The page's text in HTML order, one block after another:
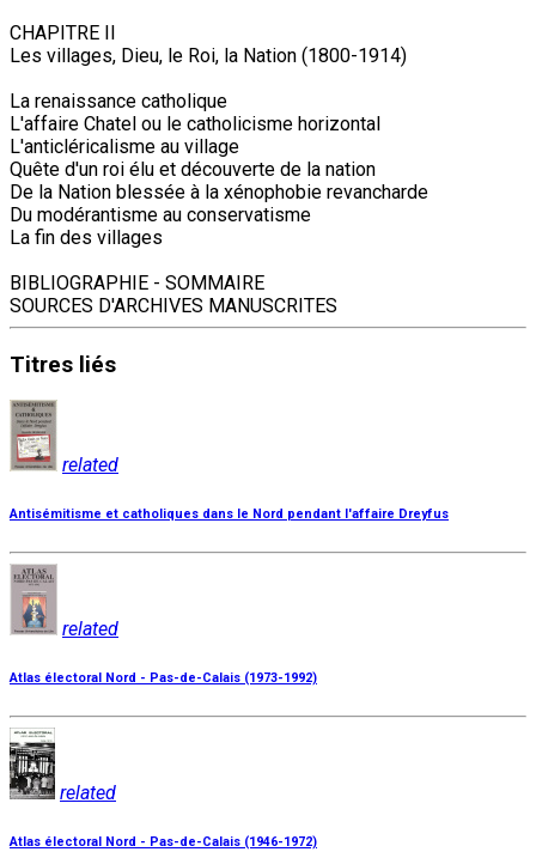
CHAPITRE II
Les villages, Dieu, le Roi, la Nation (1800-1914)
La renaissance catholique
L'affaire Chatel ou le catholicisme horizontal
L'anticléricalisme au village
Quête d'un roi élu et découverte de la nation
De la Nation blessée à la xénophobie revancharde
Du modérantisme au conservatisme
La fin des villages
BIBLIOGRAPHIE - SOMMAIRE
SOURCES D'ARCHIVES MANUSCRITES
Titres liés
related
Antisémitisme et catholiques dans le Nord pendant l'affaire Dreyfus
related
Atlas électoral Nord - Pas-de-Calais (1973-1992)
related
Atlas électoral Nord - Pas-de-Calais (1946-1972)